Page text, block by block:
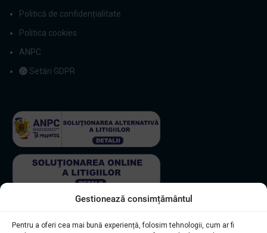
Gestionează consimțământul
Pentru a oferi cea mai bună experiență, folosim tehnologii, cum ar fi
Politică de confidențialitate
Politica cookies
ANPC
Setări GDPR
© Diagstore.ro 2021. Created byIMCreative.ro. SEO by